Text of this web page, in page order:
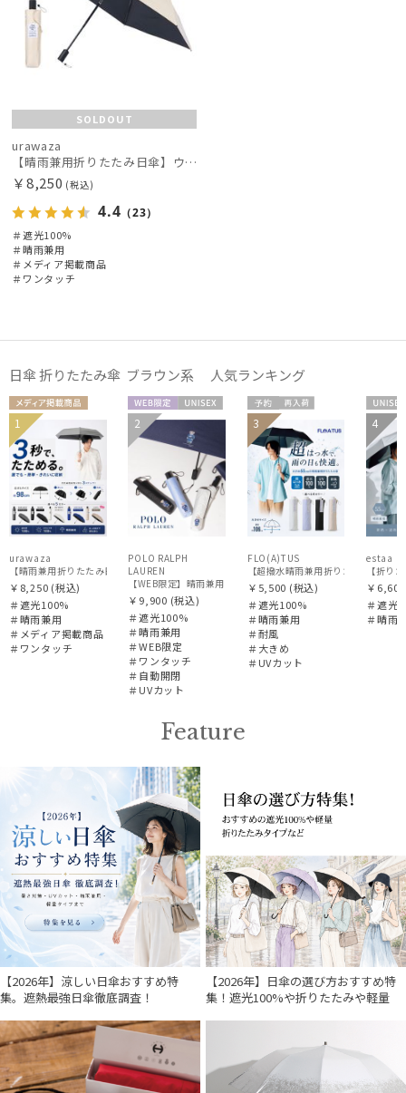
その他
カラー
価格・割引率
在庫表示
販売状況
入荷状況
SOLDOUT
urawaza
【晴雨兼用折りたたみ日傘】ウラワザ（urawaza）無地 55㎝ 晴雨兼用 遮光100% UV100% 自動開閉 ワンタッチ
￥8,250 (税込)
4.4 （23）
＃遮光100%
＃晴雨兼用
＃メディア掲載商品
＃ワンタッチ
日傘 折りたたみ傘 ブラウン系 人気ランキング
メディア掲
載商品
UNISE
X
1
urawaza
￥8,250 (税込)
＃遮光100%
＃晴雨兼用
＃メディア掲載商品
＃ワンタッチ
WEB限
定
UNISE
2
POLO RALPH
LAUREN
【WEB限定】晴雨兼用自動開閉日傘 ポロ ラルフ ローレン（
￥9,900 (税込)
＃遮光100%
＃晴雨兼用
＃WEB限定
＃ワンタッチ
＃自動開閉
＃UVカット
予約 再入
荷
UNISE
X
3
FLO(A)TUS
【超撥水晴雨兼用折りたたみ日傘
￥5,500 (税込)
＃遮光100%
＃晴雨兼用
＃耐風
＃大きめ
＃UVカット
UNISE
X
4
estaa
￥6,600
＃遮光
＃晴雨
Feature
【2026年】涼しい日傘おすすめ特
集。遮熱最強日傘徹底調査！
【2026年】日傘の選び方おすすめ特
集！遮光100%や折りたたみや軽量